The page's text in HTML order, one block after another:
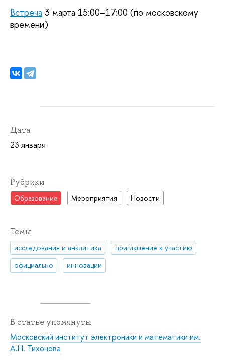
Встреча 3 марта 15:00–17:00 (по московскому
времени)
Дата
23 января
Рубрики
Образование Мероприятия Новости
Темы
исследования и аналитика
приглашение к участию
официально
инновации
В статье упомянуты
Московский институт электроники и математики им.
А.Н. Тихонова